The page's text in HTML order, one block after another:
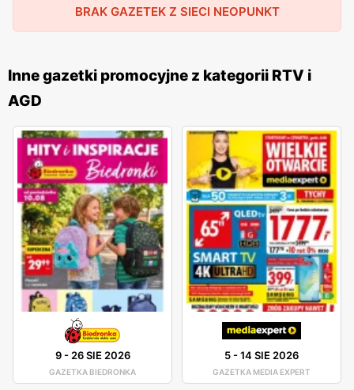
się co miesiąc, umożliwiając klientom bieżące śledzenie
obejmuje najnowsze modele telewizorów, lodówek, pralek,
sprzętu komputerowego oraz akcesoriów, co pozwala na
zaspokojenie różnorodnych potrzeb technologicznych
klientów. SiećNeopunktwyróżnia się na rynku dzięki
zaawansowanej obsłudze klienta. Sklepy sieci są dobrze
zorganizowane, co ułatwia klientom poruszanie się i
szybkie odnajdywanie poszukiwanych produktów.
Dodatkowo, wykwalifikowana kadra pracowników służy
fachową poradą i pomocą, co jest szczególnie cenne przy
wyborze skomplikowanego sprzętu elektronicznego.
Klienci mogą również liczyć na atrakcyjne programy
lojalnościowe, które umożliwiają zbieranie punktów za
zakupy i wymianę ich na cenne nagrody. Warto także
zwrócić uwagę na szeroką gamę usług dodatkowych
oferowanych przezNeopunkt
. Sieć zapewnia
BRAK GAZETEK Z SIECI NEOPUNKT
Inne gazetki promocyjne z kategorii RTV i
AGD
9-26 SIE 2026
GAZETKA BIEDRONKA
5-14 SIE 2026
GAZETKA MEDIA EXPERT